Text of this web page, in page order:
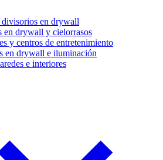
en drywall
en drywall y cielorrasos
y centros de entretenimiento
en drywall e iluminación
e interiores